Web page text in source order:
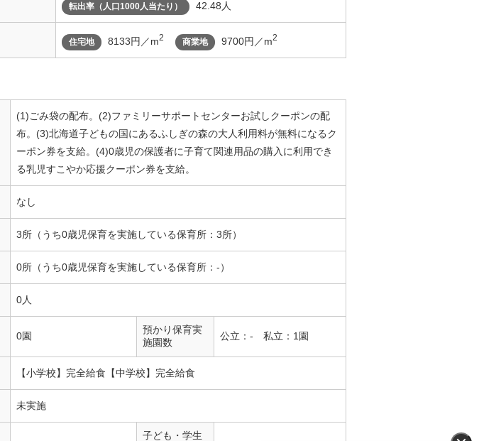
転出率（人口1000人当たり） 42.48人
住宅地 8133円／m2 商業地 9700円／m2
(1)ごみ袋の配布。(2)ファミリーサポートセンターお試しクーポンの配
布。(3)北海道子どもの国にあるふしぎの森の大人利用料が無料になるク
ーポン券を支給。(4)0歳児の保護者に子育て関連用品の購入に利用でき
る乳児すこやか応援クーポン券を支給。
なし
3所（うち0歳児保育を実施している保育所：3所）
0所（うち0歳児保育を実施している保育所：-）
0人
0園
預かり保育実
施園数
公立：- 私立：1園
【小学校】完全給食【中学校】完全給食
未実施
子ども・学生